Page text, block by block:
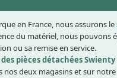
en France, nous assurons le
du matériel, nous pouvons
ou sa remise en service.
pièces détachées Swienty
nos deux magasins et sur notre